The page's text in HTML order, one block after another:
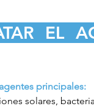
EL
principales:
solares,